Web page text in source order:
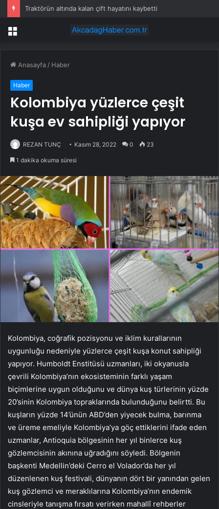
Traktörün altında kalan çift hayatını kaybetti
Menü
Anasayfa / Haber
Haber
Kolombiya yüzlerce çeşit
kuşa ev sahipliği yapıyor
REZAN TUNÇ Kasım 28, 2022 0 23
1 dakika okuma süresi
Kolombiya, coğrafik pozisyonu ve iklim kurallarının
uygunluğu nedeniyle yüzlerce çeşit kuşa konut sahipliği
yapıyor. Humboldt Enstitüsü uzmanları, iki okyanusla
çevrili Kolombiya’nın ekosisteminin farklı yaşam
biçimlerine uygun olduğunu ve dünya kuş türlerinin yüzde
20’sinin Kolombiya topraklarında bulunduğunu belirtti. Bu
kuşların yüzde 14’ünün ABD’den yiyecek bulma, barınma
ve üreme emeliyle Kolombiya’ya göç ettiklerini ifade eden
uzmanlar, Antioquia bölgesinin her yıl binlerce kuş
gözlemcisinin akınına uğradığını söyledi. Bölgenin
başkenti Medellin’deki Cerro el Volador’da her yıl
düzenlenen kuş festivali, dünyanın dört bir yanından gelen
kuş gözlemci ve meraklılarına Kolombiya’nın endemik
cinsleriyle tanışma fırsatı verirken mahallî rehberler